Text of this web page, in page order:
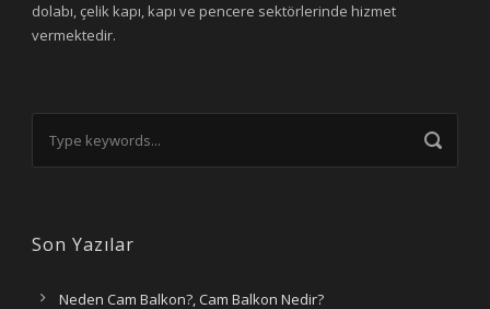
dolabı, çelik kapı, kapı ve pencere sektörlerinde hizmet
vermektedir.
Son Yazılar
Neden Cam Balkon?, Cam Balkon Nedir?